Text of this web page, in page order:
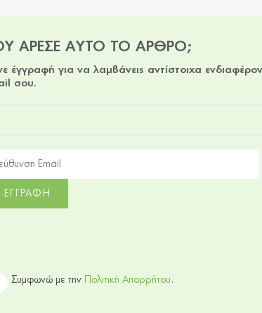
ΑΡΕΣΕ ΑΥΤΟ ΤΟ ΑΡΘΡΟ;
έγγραφή για να λαμβάνεις αντίστοιχα
σου.
Συμφωνώ με την Πολιτική Απορρήτου .